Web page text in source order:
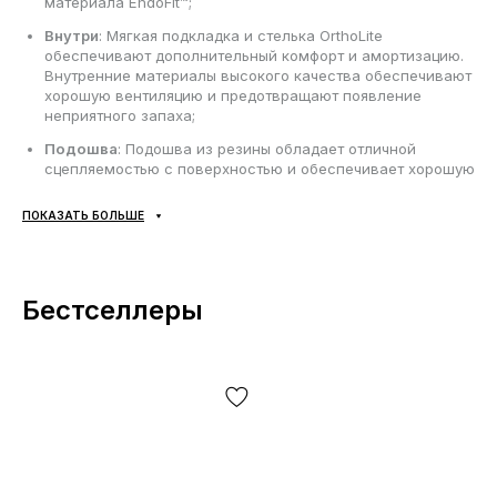
Внутри: Мягкая подкладка и стелька OrthoLite
обеспечивают дополнительный комфорт и амортизацию.
Внутренние материалы высокого качества обеспечивают
хорошую вентиляцию и предотвращают появление
неприятного запаха;
Подошва: Подошва из резины обладает отличной
сцепляемостью с поверхностью и обеспечивает хорошую
обеспечивает хорошее трение и стабильность при
в зависимости от погодных условий;
Все товары доставляются исключительно компанией
ПОКАЗАТЬ БОЛЬШЕ
Бестселлеры